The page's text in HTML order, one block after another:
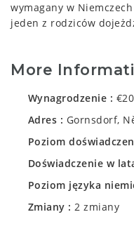
wymagany w
jeden z rodziców
More
Wynagrodzenie
Adres
Gornsdorf,
Poziom
Doświadczenie w
Poziom języka
Zmiany
2 zmiany